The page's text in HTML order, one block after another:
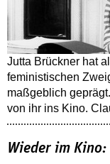
Jutta Brückner hat
feministischen
maßgeblich
von ihr ins Kino.
Wieder im